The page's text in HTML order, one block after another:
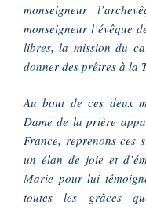
monseigneur
monseigneur l’évêque
libres, la mission du
donner des prêtres à la
Au bout de ces deux
Dame de la prière
France, reprenons ces
un élan de joie et
Marie pour lui
toutes les grâces